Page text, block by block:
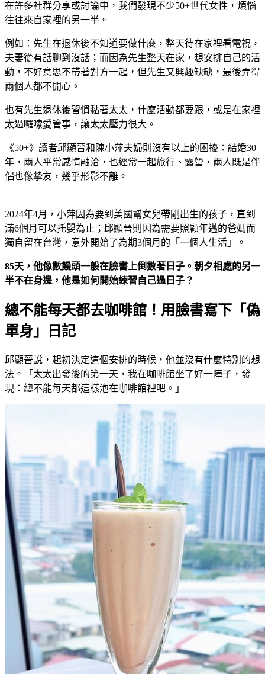
在許多社群分享或討論中，我們發現不少50+世代女性，煩惱
往往來自家裡的另一半。
例如：先生在退休後不知道要做什麼，整天待在家裡看電視，
夫妻從有話聊到沒話；而因為先生整天在家，想安排自己的活
動，不好意思不帶著對方一起，但先生又興趣缺缺，最後弄得
兩個人都不開心。
也有先生退休後習慣黏著太太，什麼活動都要跟，或是在家裡
太過囉嗦愛管事，讓太太壓力很大。
《50+》讀者邱顯晉和陳小萍夫婦則沒有以上的困擾：結婚30
年，兩人平常感情融洽，也經常一起旅行、露營，兩人既是伴
侶也像摯友，幾乎形影不離。
2024年4月，小萍因為要到美國幫女兒帶剛出生的孩子，直到
滿6個月可以托嬰為止；邱顯晉則因為需要照顧年邁的爸媽而
獨自留在台灣，意外開始了為期3個月的「一個人生活」。
85天，他像數饅頭一般在臉書上倒數著日子。朝夕相處的另一
半不在身邊，他是如何開始練習自己過日子？
總不能每天都去咖啡館！用臉書寫下「偽
單身」日記
邱顯晉說，起初決定這個安排的時候，他並沒有什麼特別的想
法。「太太出發後的第一天，我在咖啡館坐了好一陣子，發
現：總不能每天都這樣泡在咖啡館裡吧。」